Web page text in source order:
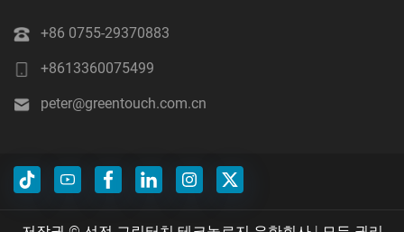
+86 0755-29370883
+8613360075499
peter@greentouch.com.cn